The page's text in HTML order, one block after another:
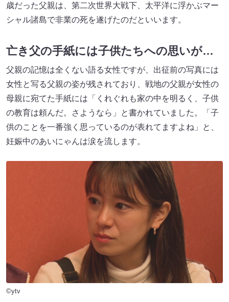
歳だった父親は、第二次世界大戦下、太平洋に浮かぶマー
シャル諸島で非業の死を遂げたのだといいます。
亡き父の手紙には子供たちへの思いが…
父親の記憶は全くない語る女性ですが、出征前の写真には
女性と写る父親の姿が残されており、戦地の父親が女性の
母親に宛てた手紙には「くれぐれも家の中を明るく、子供
の教育は頼んだ。さようなら」と書かれていました。「子
供のことを一番強く思っているのが表れてますよね」と、
妊娠中のあいにゃんは涙を流します。
©ytv